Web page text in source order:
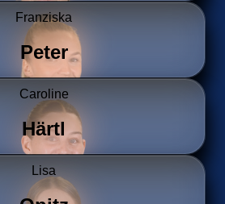
Franziska
Peter
Caroline
Härtl
Lisa